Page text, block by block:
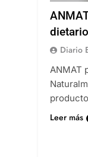
Diario
ANMAT
Leer más